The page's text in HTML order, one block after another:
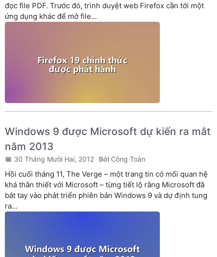
đọc file PDF. Trước đó, trình duyệt web Firefox cần tới một
ứng dụng khác để mở file...
Windows 9 được Microsoft dự kiến ra mắt
năm 2013
30 Tháng Mười Hai, 2012 Công Toàn
Hồi cuối tháng 11, The Verge – một trang tin có mối quan hệ
khá thân thiết với Microsoft – từng tiết lộ rằng Microsoft đã
bắt tay vào phát triển phiên bản Windows 9 và dự định tung
ra...